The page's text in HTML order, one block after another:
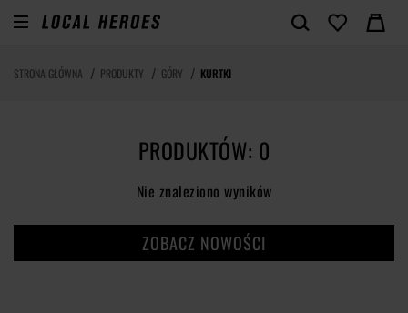
STRONA GŁÓWNA PRODUKTY GÓRY KURTKI
PRODUKTÓW: 0
Nie znaleziono wyników
ZOBACZ NOWOŚCI